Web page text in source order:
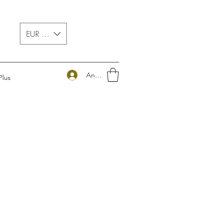
EUR (€)
Anmelden